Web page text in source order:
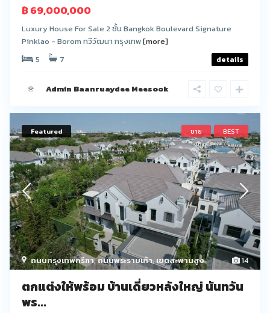
฿ 69,000,000
Luxury House For Sale 2 ชั้น Bangkok Boulevard Signature
Pinklao - Borom ทวีวัฒนา กรุงเทพ[more]
5
7 details
Admin Baanruaydee Meesook
14
ถนนกรุงเทพกรีฑา,ถนนพระรามเก้า,เขตสะพานสูง
Featured ขาย BEST
ตกแต่งให้พร้อม บ้านเดี่ยวหลังใหญ่ นันทวัน
พร...